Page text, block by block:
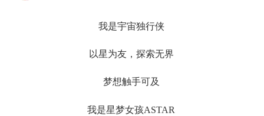
我是宇宙独行侠
以星为友，探索无界
梦想触手可及
我是星梦女孩ASTAR